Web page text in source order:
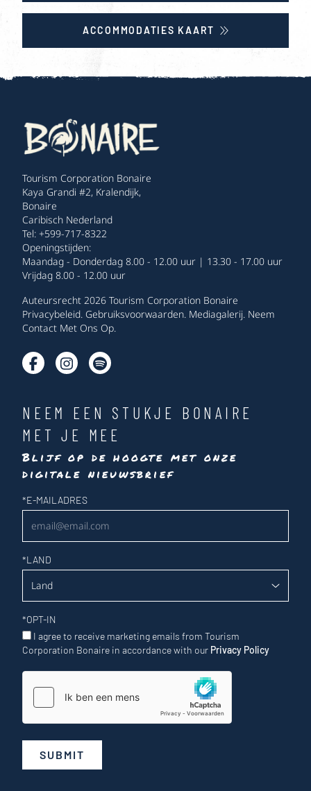
ACCOMMODATIES KAART
Tourism Corporation Bonaire
Kaya Grandi #2, Kralendijk,
Bonaire
Caribisch Nederland
Tel: +599-717-8322
Openingstijden:
Maandag - Donderdag 8.00 - 12.00 uur | 13.30 - 17.00 uur
Vrijdag 8.00 - 12.00 uur
Auteursrecht 2026 Tourism Corporation Bonaire
Privacybeleid. Gebruiksvoorwaarden. Mediagalerij. Neem
Contact Met Ons Op.
NEEM EEN STUKJE BONAIRE
MET JE MEE
Blijf op de hoogte met onze
digitale nieuwsbrief
Nieuwsbrief
*E-MAILADRES
*LAND
*OPT-IN
I agree to receive marketing emails from Tourism
Corporation Bonaire in accordance with our Privacy Policy
SUBMIT